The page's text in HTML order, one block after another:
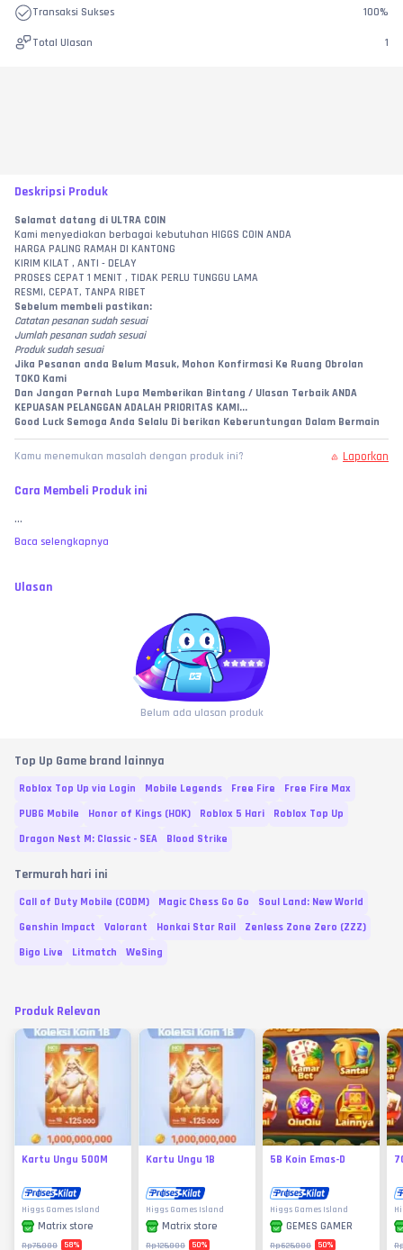
Transaksi Sukses 100%
Total Ulasan 1
Deskripsi Produk
Selamat datang di ULTRA COIN
Kami menyediakan berbagai kebutuhan HIGGS COIN ANDA
HARGA PALING RAMAH DI KANTONG
KIRIM KILAT , ANTI - DELAY
PROSES CEPAT 1 MENIT , TIDAK PERLU TUNGGU LAMA
RESMI, CEPAT, TANPA RIBET
Sebelum membeli pastikan:
Catatan pesanan sudah sesuai
Jumlah pesanan sudah sesuai
Produk sudah sesuai
Jika Pesanan anda Belum Masuk, Mohon Konfirmasi Ke Ruang Obrolan
TOKO Kami
Dan Jangan Pernah Lupa Memberikan Bintang / Ulasan Terbaik ANDA
KEPUASAN PELANGGAN ADALAH PRIORITAS KAMI...
Good Luck Semoga Anda Selalu Di berikan Keberuntungan Dalam Bermain
Kamu menemukan masalah dengan produk ini? Laporkan
Cara Membeli Produk ini
...
Baca selengkapnya
Ulasan
Belum ada ulasan produk
Top Up Game brand lainnya
Roblox Top Up via Login Mobile Legends Free Fire
Free Fire Max
PUBG Mobile
Honor of Kings (HOK) Roblox 5 Hari
Roblox Top Up
Dragon Nest M: Classic - SEA
Blood Strike
Termurah hari ini
Call of Duty Mobile (CODM) Magic Chess Go Go
Soul Land: New World
Genshin Impact
Valorant Honkai Star Rail
Zenless Zone Zero (ZZZ)
Bigo Live
Litmatch WeSing
Produk Relevan
Kartu Ungu 500M
Higgs Games Island
Matrix store
Rp75.000 58%
Kartu Ungu 1B
Higgs Games Island
Matrix store
Rp125.000 50%
5B Koin Emas-D
Higgs Games Island
GEMES GAMER
Rp625.000 50%